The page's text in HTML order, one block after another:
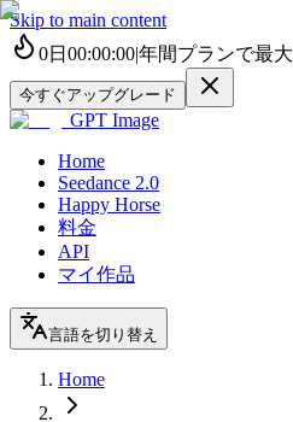
Skip to main content
0日 00:00:00|年間プランで最大
今すぐアップグレード
GPT Image
Home
Seedance 2.0
Happy Horse
料金
API
マイ作品
言語を切り替え
Home